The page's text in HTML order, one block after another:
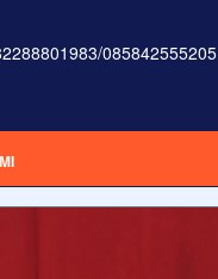
085842555205